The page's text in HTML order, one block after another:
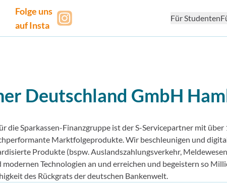
Folge uns
auf Insta
Für Studenten
Deutschland GmbH
die Sparkassen-Finanz­gruppe ist der S-Service­partner mit über
Markt­folge­produkte. Wir beschleunigen und
Produkte (bspw. Auslands­zahlungsverkehr,
Technologien an und erreichen und begeistern so
des Rück­grats der deutschen Banken­welt.